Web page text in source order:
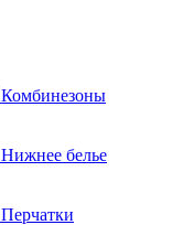
Комбинезоны
Нижнее белье
Перчатки